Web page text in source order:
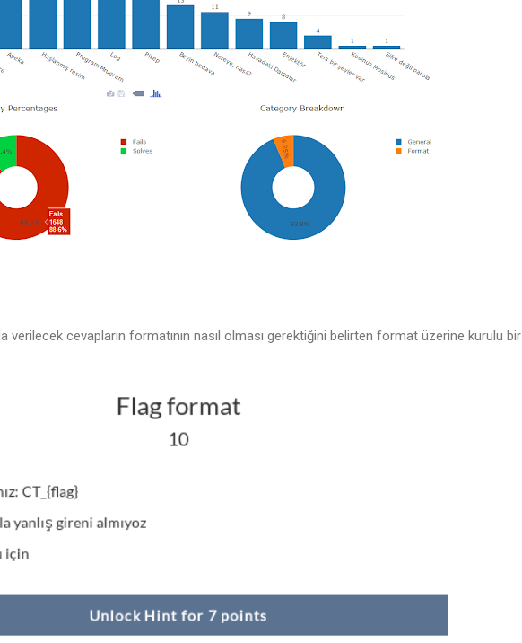
verilecek cevapların formatının nasıl olması gerektiğini belirten format üzerine kurulu bir